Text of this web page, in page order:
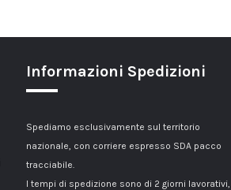
Informazioni Spedizioni
Spediamo esclusivamente sul territorio
nazionale, con corriere espresso SDA pacco
tracciabile.
I tempi di spedizione sono di 2 giorni lavorativi,